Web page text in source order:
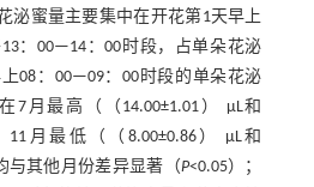
泌蜜量主要集中在开花第1天早上
：00—14：00时段，占单朵花泌
08：00—09：00时段的单朵花泌
7月最高（（14.00±1.01） μL和
11月最低（（8.00±0.86） μL和
与其他月份差异显著（P<0.05）；